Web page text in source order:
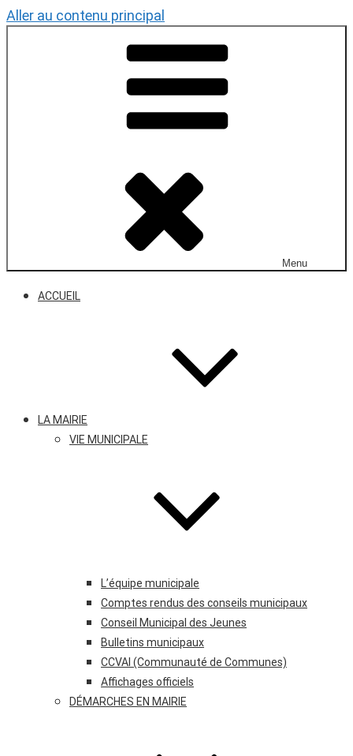
Aller au contenu principal
Menu
ACCUEIL
LA MAIRIE
VIE MUNICIPALE
L’équipe municipale
Comptes rendus des conseils municipaux
Conseil Municipal des Jeunes
Bulletins municipaux
CCVAI (Communauté de Communes)
Affichages officiels
DÉMARCHES EN MAIRIE